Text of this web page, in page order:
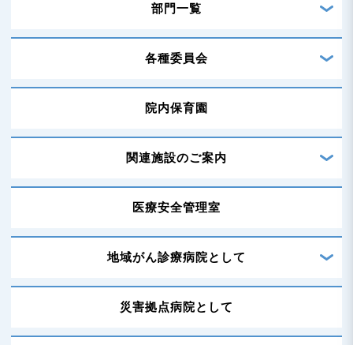
部門一覧
各種委員会
院内保育園
関連施設のご案内
医療安全管理室
地域がん診療病院として
災害拠点病院として